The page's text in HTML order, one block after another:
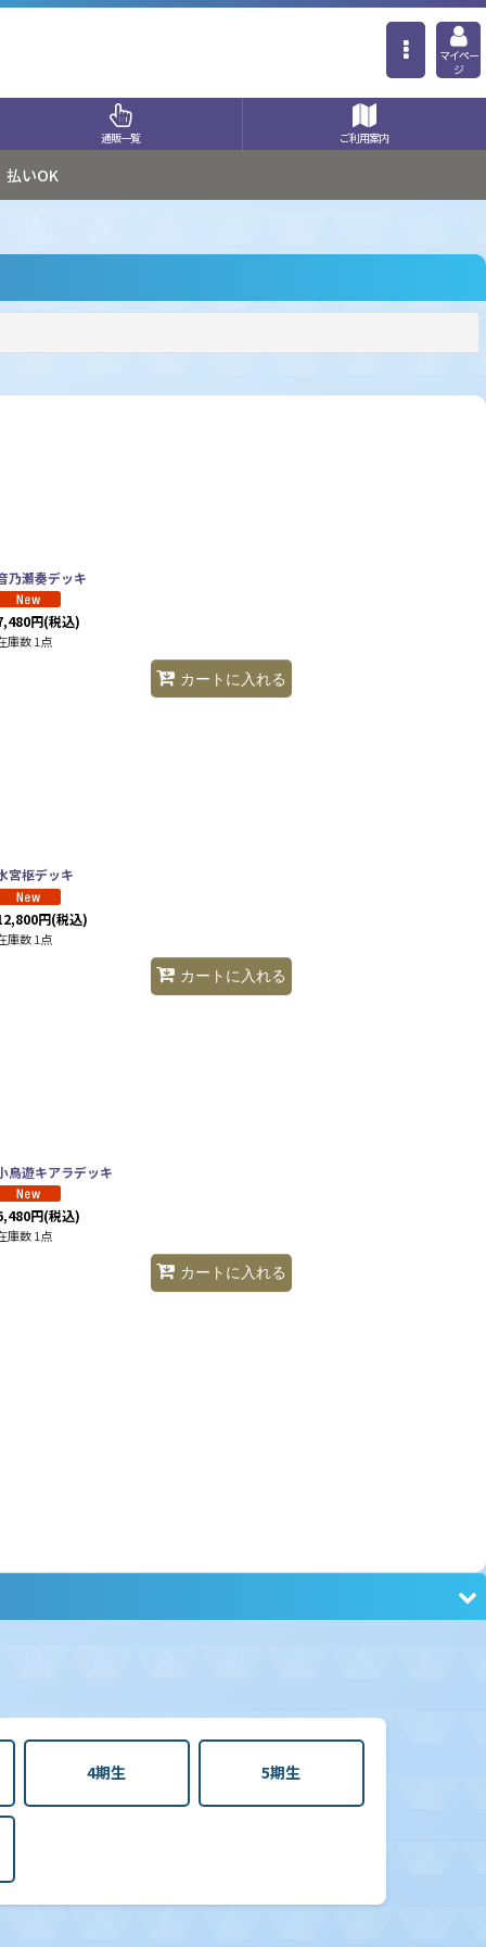
マイペー
ジ
通販一覧 ご利用案内
払いOK
乃瀬奏デッキ
円(税込)
庫数 1点
カートに入れる
宮枢デッキ
円(税込)
庫数 1点
カートに入れる
鳥遊キアラデッキ
円(税込)
庫数 1点
カートに入れる
4期生 5期生